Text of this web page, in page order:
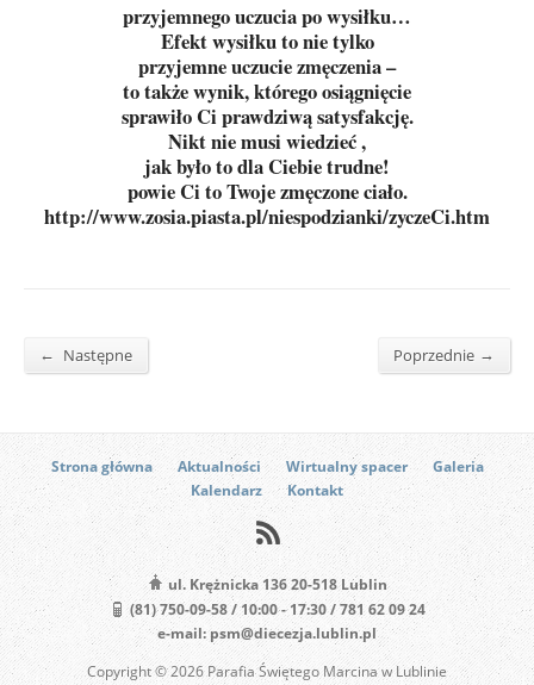
przyjemnego uczucia po wysiłku…
Efekt wysiłku to nie tylko
przyjemne uczucie zmęczenia –
to także wynik, którego osiągnięcie
sprawiło Ci prawdziwą satysfakcję.
Nikt nie musi wiedzieć ,
jak było to dla Ciebie trudne!
powie Ci to Twoje zmęczone ciało.
http://www.zosia.piasta.pl/niespodzianki/zyczeCi.htm
← Następne Poprzednie →
Strona główna Aktualności Wirtualny spacer
Galeria
Kalendarz
Kontakt
ul. Krężnicka 136 20-518 Lublin
(81) 750-09-58 / 10:00 - 17:30 / 781 62 09 24
e-mail: psm@diecezja.lublin.pl
Copyright © 2026 Parafia Świętego Marcina w Lublinie